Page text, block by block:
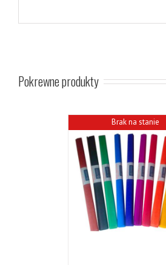
Pokrewne produkty
Brak na stanie